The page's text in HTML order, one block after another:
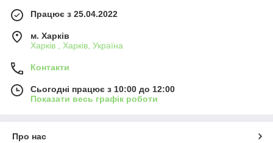
Працює з 25.04.2022
м. Харків
Харків , Харків, Україна
Контакти
Сьогодні працює з 10:00 до 12:00
Показати весь графік роботи
Про нас